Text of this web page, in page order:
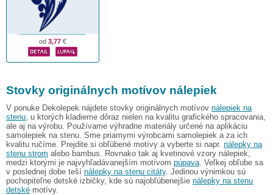
od 3,77 €
Stovky originálnych motívov nálepiek
V ponuke Dekolepek nájdete stovky originálnych motívov nálepiek na
stenu , u ktorých kladieme dôraz nielen na kvalitu grafického spracovania,
ale aj na výrobu. Používame výhradne materiály určené na aplikáciu
samolepiek na stenu. Sme priamymi výrobcami samolepiek a za ich
kvalitu ručíme. Prejdite si obľúbené motívy a vyberte si napr. nálepky na
stenu strom alebo bambus. Rovnako tak aj kvetinové vzory nálepiek,
medzi ktorými je najvyhľadávanejším motívom púpava . Veľkej obľube sa
v poslednej dobe teší nálepky na stenu citáty. Jedinou výnimkou sú
pochopiteľne detské izbičky, kde sú najobľúbenejšie nálepky na stenu
detské motívy.